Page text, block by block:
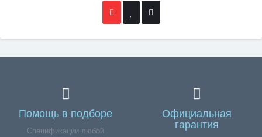
Помощь в подборе
Спецификации любой
Официальная
гарантия